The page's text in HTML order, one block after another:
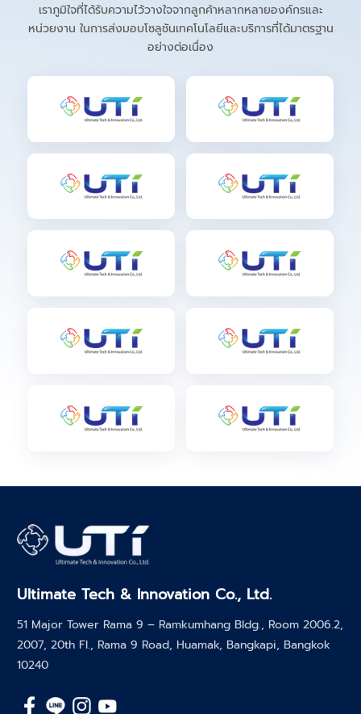
เราภูมิใจที่ได้รับความไว้วางใจจากลูกค้าหลากหลายองค์กรและ
หน่วยงาน ในการส่งมอบโซลูชันเทคโนโลยีและบริการที่ได้มาตรฐาน
อย่างต่อเนื่อง
Ultimate Tech & Innovation Co., Ltd.
51 Major Tower Rama 9 – Ramkumhang Bldg., Room 2006.2,
2007, 20th Fl., Rama 9 Road, Huamak, Bangkapi, Bangkok
10240